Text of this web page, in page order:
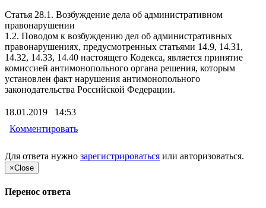
Статья 28.1. Возбуждение дела об административном
правонарушении
1.2. Поводом к возбуждению дел об административных
правонарушениях, предусмотренных статьями 14.9, 14.31,
14.32, 14.33, 14.40 настоящего Кодекса, является принятие
комиссией антимонопольного органа решения, которым
установлен факт нарушения антимонопольного
законодательства Российской Федерации.
18.01.2019 14:53
Комментировать
Для ответа нужно зарегистрироваться или авторизоваться.
×Close
Перенос ответа